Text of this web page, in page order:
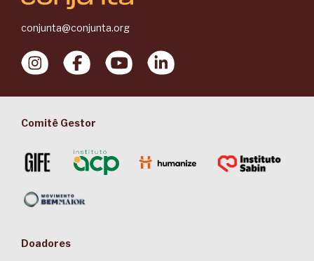
conjunta@conjunta.org
Comitê Gestor
Doadores